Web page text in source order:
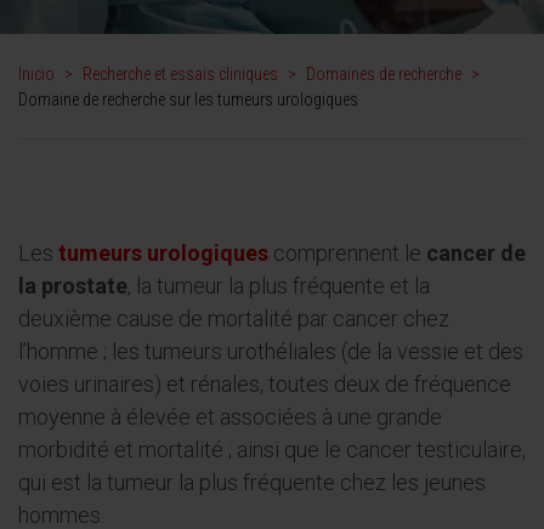
Inicio > Recherche et essais cliniques > Domaines de recherche >
Domaine de recherche sur les tumeurs urologiques
Les tumeurs urologiques comprennent le cancer de
la prostate, la tumeur la plus fréquente et la
deuxième cause de mortalité par cancer chez
l’homme ; les tumeurs urothéliales (de la vessie et des
voies urinaires) et rénales, toutes deux de fréquence
moyenne à élevée et associées à une grande
morbidité et mortalité ; ainsi que le cancer testiculaire,
qui est la tumeur la plus fréquente chez les jeunes
hommes.